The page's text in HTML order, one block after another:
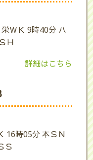
ＷＫ 9時40分 ハ
Ｈ
詳細はこちら
16時05分 本ＳＮ
Ｓ